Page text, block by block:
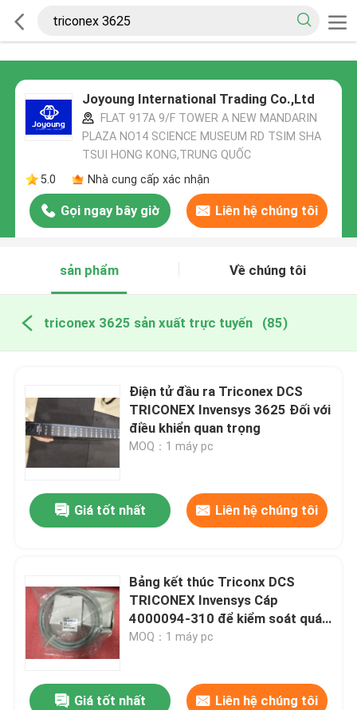
Joyoung International Trading Co.,Ltd
FLAT 917A 9/F TOWER A NEW MANDARIN
PLAZA NO14 SCIENCE MUSEUM RD TSIM SHA
TSUI HONG KONG,TRUNG QUỐC
5.0
Nhà cung cấp xác nhận
Gọi ngay bây giờ Liên hệ chúng tôi
sản phẩm Về chúng tôi
triconex 3625 sản xuất trực tuyến (85)
Điện tử đầu ra Triconex DCS
TRICONEX Invensys 3625 Đối với
điều khiển quan trọng
MOQ：1 máy pc
Giá tốt nhất Liên hệ chúng tôi
Bảng kết thúc Triconx DCS
TRICONEX Invensys Cáp
4000094-310 để kiểm soát quá
trình
MOQ：1 máy pc
Giá tốt nhất Liên hệ chúng tôi